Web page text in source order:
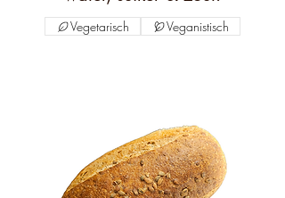
Vegetarisch Veganistisch